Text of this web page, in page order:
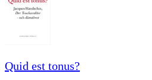
Quid est tonus?